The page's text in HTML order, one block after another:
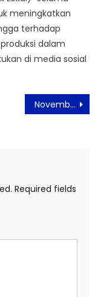
meningkatkan
terhadap
dalam
di media sosial
November Ceria Dengan Menu Populer di Swiss-Belresidences Kalibata
Required fields